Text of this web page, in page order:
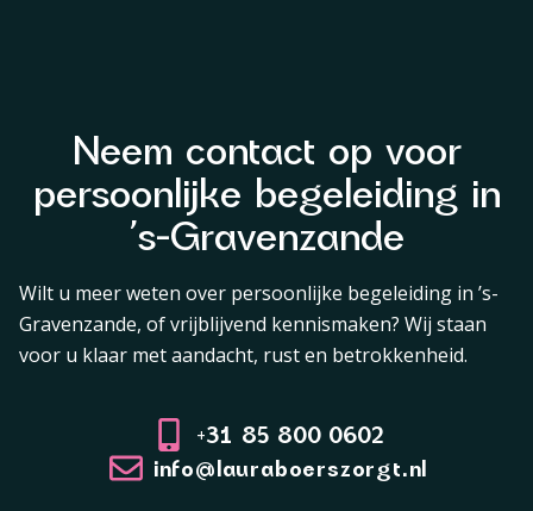
Neem contact op voor
persoonlijke begeleiding in
’s-Gravenzande
Wilt u meer weten over persoonlijke begeleiding in ’s-
Gravenzande, of vrijblijvend kennismaken? Wij staan
voor u klaar met aandacht, rust en betrokkenheid.
+31 85 800 0602
info@lauraboerszorgt.nl